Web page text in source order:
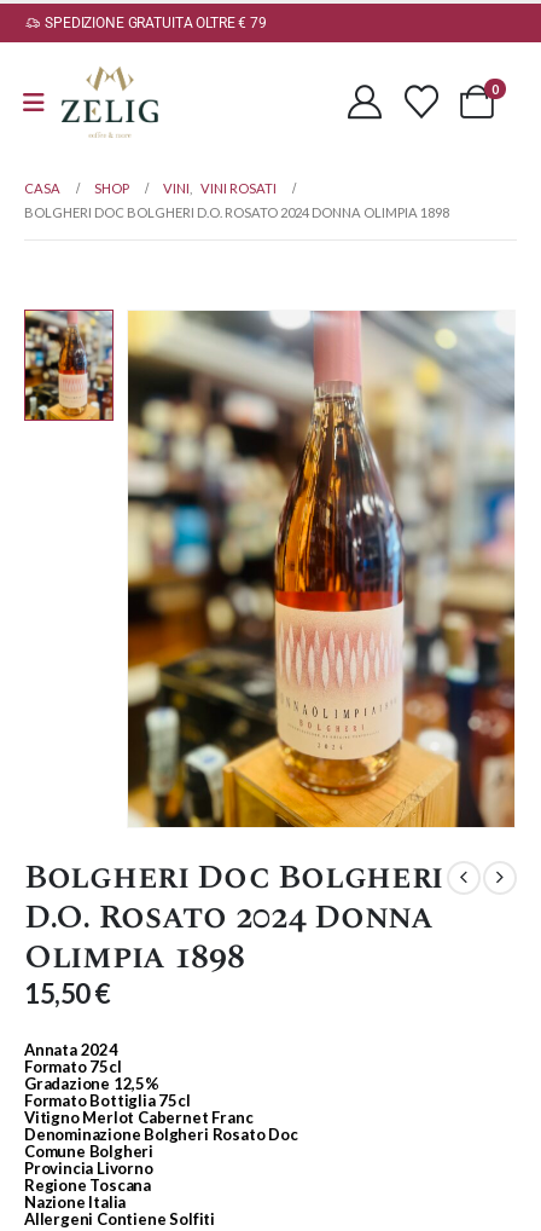
SPEDIZIONE GRATUITA OLTRE € 79
0
CASA SHOP VINI
VINI ROSATI
BOLGHERI DOC BOLGHERI D.O. ROSATO 2024 DONNA OLIMPIA 1898
Bolgheri Doc Bolgheri
D.O. Rosato 2024 Donna
Olimpia 1898
15,50€
Annata2024
Formato75cl
Gradazione 12,5%
Formato Bottiglia75cl
VitignoMerlot Cabernet Franc
Denominazione Bolgheri Rosato Doc
Comune Bolgheri
Provincia Livorno
Regione Toscana
Nazione Italia
Allergeni Contiene Solfiti